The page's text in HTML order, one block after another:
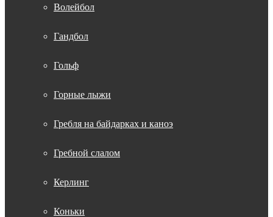
Волейбол
Гандбол
Гольф
Горные лыжи
Гребля на байдарках и каноэ
Гребной слалом
Керлинг
Коньки